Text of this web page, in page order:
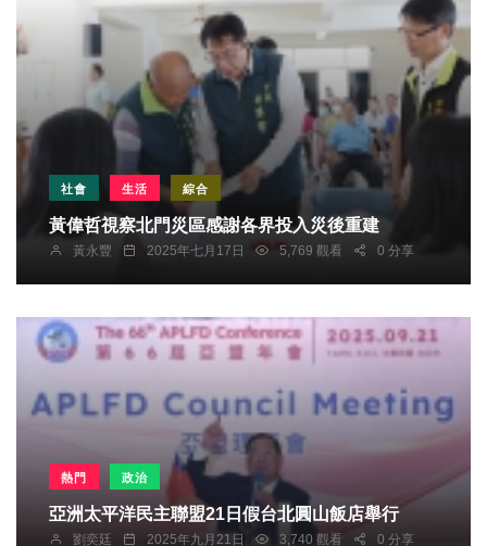
社會 生活 綜合
黃偉哲視察北門災區感謝各界投入災後重建
黃永豐 2025年七月17日 5,769 觀看 0 分享
熱門 政治
亞洲太平洋民主聯盟21日假台北圓山飯店舉行
劉奕廷 2025年九月21日 3,740 觀看 0 分享